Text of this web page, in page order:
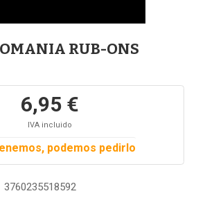
RUB-ONS
6,95 €
IVA incluido
podemos pedirlo
3760235518592